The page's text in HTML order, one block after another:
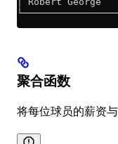
聚合函数
将每位球员的薪资